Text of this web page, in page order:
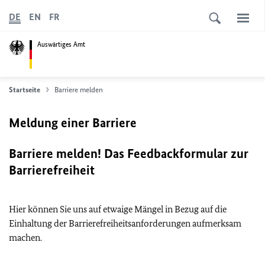
Auswärtiges Amt
DE EN FR
Startseite Barriere melden
Meldung einer Barriere
Barriere melden! Das Feedbackformular zur
Barrierefreiheit
Hier können Sie uns auf etwaige Mängel in Bezug auf die
Einhaltung der Barrierefreiheitsanforderungen aufmerksam
machen.